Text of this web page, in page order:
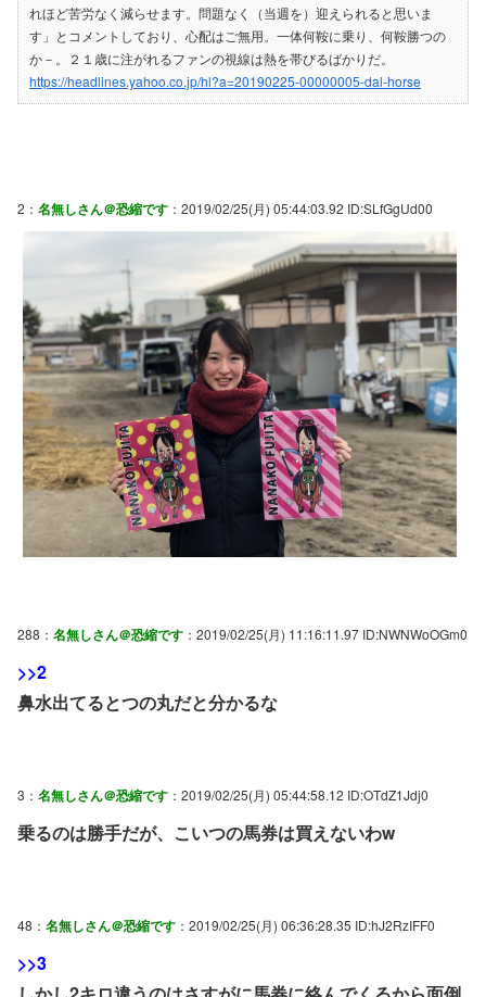
れほど苦労なく減らせます。問題なく（当週を）迎えられると思いま
す」とコメントしており、心配はご無用。一体何鞍に乗り、何鞍勝つの
か－。２１歳に注がれるファンの視線は熱を帯びるばかりだ。
https://headlines.yahoo.co.jp/hl?a=20190225-00000005-dal-horse
2： 名無しさん＠恐縮です ：2019/02/25(月) 05:44:03.92 ID:SLfGgUd00
288： 名無しさん＠恐縮です ：2019/02/25(月) 11:16:11.97 ID:NWNWoOGm0
>>2
鼻水出てるとつの丸だと分かるな
3： 名無しさん＠恐縮です ：2019/02/25(月) 05:44:58.12 ID:OTdZ1Jdj0
乗るのは勝手だが、こいつの馬券は買えないわw
48： 名無しさん＠恐縮です ：2019/02/25(月) 06:36:28.35 ID:hJ2RzIFF0
>>3